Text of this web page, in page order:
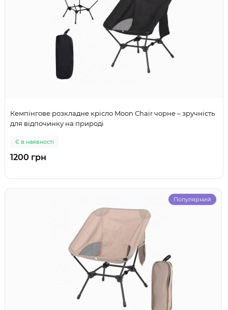
Кемпінгове розкладне крісло Moon Chair чорне – зручність
для відпочинку на природі
Є в наявності
1200 грн
Популярний